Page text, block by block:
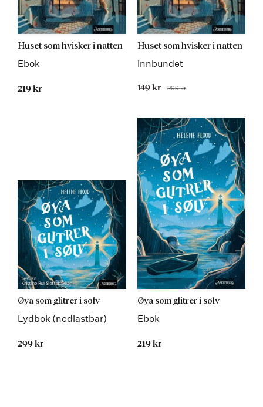
Huset som hvisker i natten
Ebok
219 kr
Huset som hvisker i natten
Innbundet
Tilbudspris
149 kr Før
299 kr
Øya som glitrer i sølv
Lydbok (nedlastbar)
299 kr
Øya som glitrer i sølv
Ebok
219 kr